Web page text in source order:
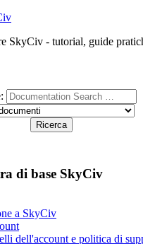
SkyCiv - tutorial, guide
di base SkyCiv
a SkyCiv
dell'account e politica di